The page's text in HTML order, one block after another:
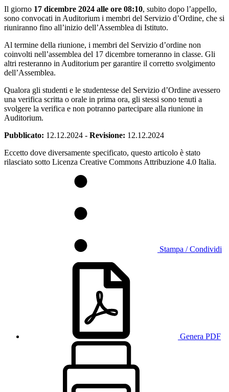
Il giorno 17 dicembre 2024 alle ore 08:10, subito dopo l’appello,
sono convocati in Auditorium i membri del Servizio d’Ordine, che si
riuniranno fino all’inizio dell’Assemblea di Istituto.
Al termine della riunione, i membri del Servizio d’ordine non
coinvolti nell’assemblea del 17 dicembre torneranno in classe. Gli
altri resteranno in Auditorium per garantire il corretto svolgimento
dell’Assemblea.
Qualora gli studenti e le studentesse del Servizio d’Ordine avessero
una verifica scritta o orale in prima ora, gli stessi sono tenuti a
svolgere la verifica e non potranno partecipare alla riunione in
Auditorium.
Pubblicato: 12.12.2024 - Revisione: 12.12.2024
Eccetto dove diversamente specificato, questo articolo è stato
rilasciato sotto Licenza Creative Commons Attribuzione 4.0 Italia.
Stampa / Condividi
Genera PDF